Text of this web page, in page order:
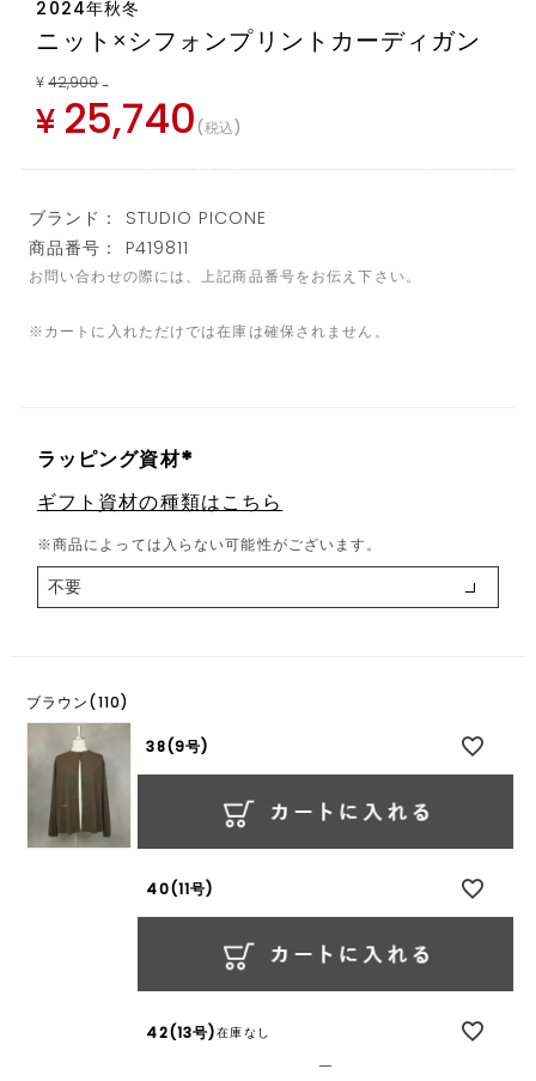
2024年秋冬
ニット×シフォンプリントカーディガン
¥ 42,900 →
¥ 25,740 税込
ブランド： STUDIO PICONE
商品番号： P419811
お問い合わせの際には、上記商品番号をお伝え下さい。
※カートに入れただけでは在庫は確保されません。
ラッピング資材
(
必
須
)
ギフト資材の種類はこちら
※商品によっては入らない可能性がございます。
ブラウン(110)
38(9号)
40(11号)
42(13号)在庫なし
—